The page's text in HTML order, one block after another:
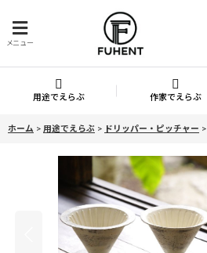
メニュー
用途でえらぶ 作家でえらぶ
ホーム > 用途でえらぶ > ドリッパー・ピッチャー >